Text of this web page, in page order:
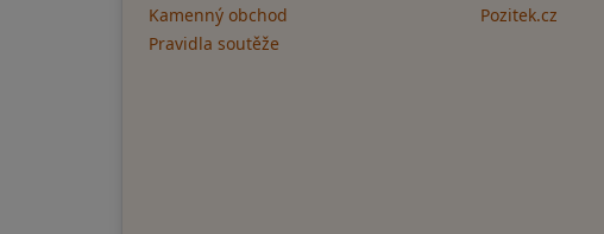
Kamenný obchod
Pravidla soutěže
Pozitek.cz